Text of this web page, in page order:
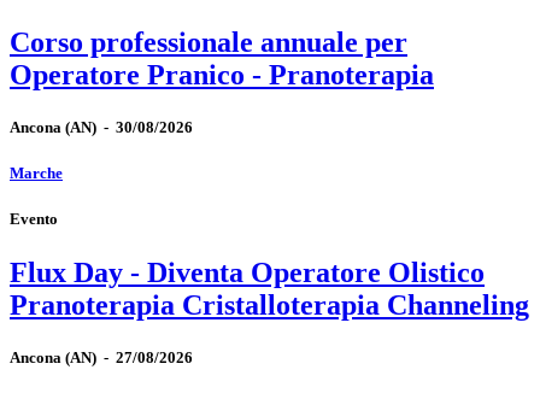
Corso professionale annuale per
Operatore Pranico - Pranoterapia
Ancona (AN) - 30/08/2026
Marche
Evento
Flux Day - Diventa Operatore Olistico
Pranoterapia Cristalloterapia Channeling
Ancona (AN) - 27/08/2026